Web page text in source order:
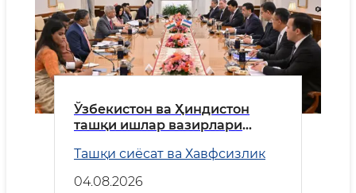
Ўзбекистон ва Ҳиндистон
ташқи ишлар вазирлари
йўналишларини муҳокама
қилди
Ташқи сиёсат ва Хавфсизлик
04.08.2026